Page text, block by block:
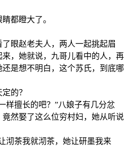
都瞪大了。
眼赵老夫人，两人一起挑起眉
，她就说，九哥儿看中的人，再
是想不明白，这个苏氏，到底哪
的？
样擅长的吧？”八娘子有几分忿
然娶了这么位穷村妇，她从听说
沏茶我就沏茶，她让研墨我来